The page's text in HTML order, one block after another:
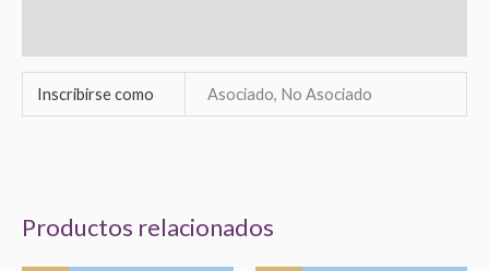
Inscribirse como Asociado, No Asociado
Productos relacionados